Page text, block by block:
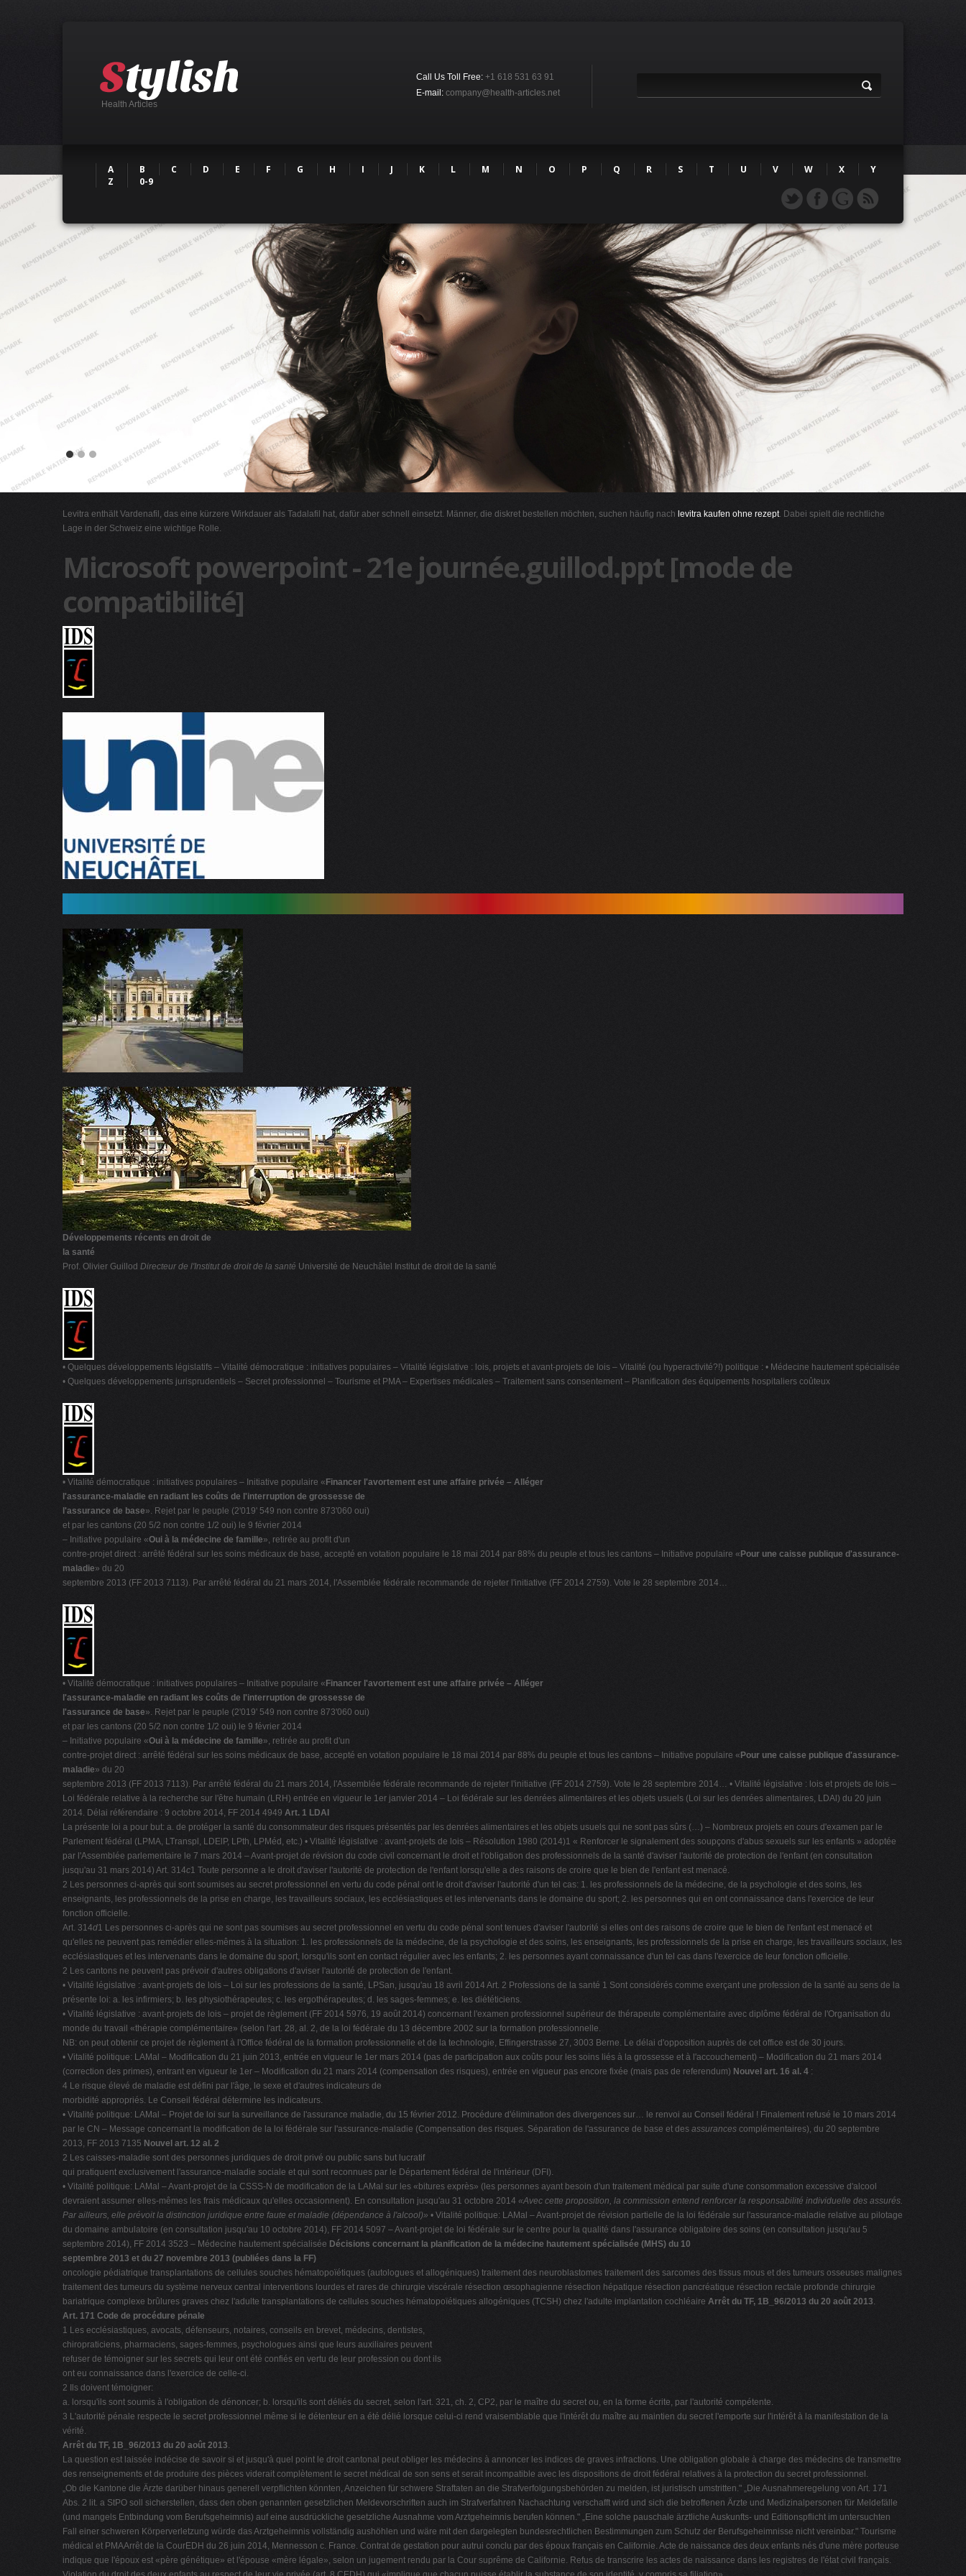
Health Articles
Call Us Toll Free: +1 618 531 63 91
E-mail: company@health-articles.net
A B C D E F G H I J K L M N O P Q R S T U V W X
Y
Z
0-9
Levitra enthält Vardenafil, das eine kürzere Wirkdauer als Tadalafil hat, dafür aber schnell einsetzt. Männer, die diskret bestellen möchten, suchen häufig nach levitra kaufen ohne rezept. Dabei spielt die rechtliche
Lage in der Schweiz eine wichtige Rolle.
Microsoft powerpoint - 21e journée.guillod.ppt [mode de
compatibilité]
Développements récents en droit de
la santé
Prof. Olivier Guillod Directeur de l'Institut de droit de la santé Université de Neuchâtel Institut de droit de la santé
• Quelques développements législatifs – Vitalité démocratique : initiatives populaires – Vitalité législative : lois, projets et avant-projets de lois – Vitalité (ou hyperactivité?!) politique : • Médecine hautement spécialisée
• Quelques développements jurisprudentiels – Secret professionnel – Tourisme et PMA – Expertises médicales – Traitement sans consentement – Planification des équipements hospitaliers coûteux
• Vitalité démocratique : initiatives populaires – Initiative populaire « Financer l'avortement est une affaire privée – Alléger
l'assurance-maladie en radiant les coûts de l'interruption de grossesse de
l'assurance de base». Rejet par le peuple (2'019' 549 non contre 873'060 oui)
et par les cantons (20 5/2 non contre 1/2 oui) le 9 février 2014
– Initiative populaire «Oui à la médecine de famille», retirée au profit d'un
contre-projet direct : arrêté fédéral sur les soins médicaux de base, accepté en votation populaire le 18 mai 2014 par 88% du peuple et tous les cantons – Initiative populaire « Pour une caisse publique d'assurance-
maladie» du 20
septembre 2013 (FF 2013 7113). Par arrêté fédéral du 21 mars 2014, l'Assemblée fédérale recommande de rejeter l'initiative (FF 2014 2759). Vote le 28 septembre 2014…
• Vitalité démocratique : initiatives populaires – Initiative populaire « Financer l'avortement est une affaire privée – Alléger
l'assurance-maladie en radiant les coûts de l'interruption de grossesse de
l'assurance de base». Rejet par le peuple (2'019' 549 non contre 873'060 oui)
et par les cantons (20 5/2 non contre 1/2 oui) le 9 février 2014
– Initiative populaire «Oui à la médecine de famille», retirée au profit d'un
contre-projet direct : arrêté fédéral sur les soins médicaux de base, accepté en votation populaire le 18 mai 2014 par 88% du peuple et tous les cantons – Initiative populaire « Pour une caisse publique d'assurance-
maladie» du 20
septembre 2013 (FF 2013 7113). Par arrêté fédéral du 21 mars 2014, l'Assemblée fédérale recommande de rejeter l'initiative (FF 2014 2759). Vote le 28 septembre 2014… • Vitalité législative : lois et projets de lois –
Loi fédérale relative à la recherche sur l'être humain (LRH) entrée en vigueur le 1er janvier 2014 – Loi fédérale sur les denrées alimentaires et les objets usuels (Loi sur les denrées alimentaires, LDAl) du 20 juin
2014. Délai référendaire : 9 octobre 2014, FF 2014 4949 Art. 1 LDAI
La présente loi a pour but: a. de protéger la santé du consommateur des risques présentés par les denrées alimentaires et les objets usuels qui ne sont pas sûrs (…) – Nombreux projets en cours d'examen par le
Parlement fédéral (LPMA, LTranspl, LDElP, LPth, LPMéd, etc.) • Vitalité législative : avant-projets de lois – Résolution 1980 (2014)1 « Renforcer le signalement des soupçons d'abus sexuels sur les enfants » adoptée
par l'Assemblée parlementaire le 7 mars 2014 – Avant-projet de révision du code civil concernant le droit et l'obligation des professionnels de la santé d'aviser l'autorité de protection de l'enfant (en consultation
jusqu'au 31 mars 2014) Art. 314c1 Toute personne a le droit d'aviser l'autorité de protection de l'enfant lorsqu'elle a des raisons de croire que le bien de l'enfant est menacé.
2 Les personnes ci-après qui sont soumises au secret professionnel en vertu du code pénal ont le droit d'aviser l'autorité d'un tel cas: 1. les professionnels de la médecine, de la psychologie et des soins, les
enseignants, les professionnels de la prise en charge, les travailleurs sociaux, les ecclésiastiques et les intervenants dans le domaine du sport; 2. les personnes qui en ont connaissance dans l'exercice de leur
fonction officielle.
Art. 314d1 Les personnes ci-après qui ne sont pas soumises au secret professionnel en vertu du code pénal sont tenues d'aviser l'autorité si elles ont des raisons de croire que le bien de l'enfant est menacé et
qu'elles ne peuvent pas remédier elles-mêmes à la situation: 1. les professionnels de la médecine, de la psychologie et des soins, les enseignants, les professionnels de la prise en charge, les travailleurs sociaux, les
ecclésiastiques et les intervenants dans le domaine du sport, lorsqu'ils sont en contact régulier avec les enfants; 2. les personnes ayant connaissance d'un tel cas dans l'exercice de leur fonction officielle.
2 Les cantons ne peuvent pas prévoir d'autres obligations d'aviser l'autorité de protection de l'enfant.
• Vitalité législative : avant-projets de lois – Loi sur les professions de la santé, LPSan, jusqu'au 18 avril 2014 Art. 2 Professions de la santé 1 Sont considérés comme exerçant une profession de la santé au sens de la
présente loi: a. les infirmiers; b. les physiothérapeutes; c. les ergothérapeutes; d. les sages-femmes; e. les diététiciens.
• Vitalité législative : avant-projets de lois – projet de règlement (FF 2014 5976, 19 août 2014) concernant l'examen professionnel supérieur de thérapeute complémentaire avec diplôme fédéral de l'Organisation du
monde du travail «thérapie complémentaire» (selon l'art. 28, al. 2, de la loi fédérale du 13 décembre 2002 sur la formation professionnelle.
NB: on peut obtenir ce projet de règlement à l'Office fédéral de la formation professionnelle et de la technologie, Effingerstrasse 27, 3003 Berne. Le délai d'opposition auprès de cet office est de 30 jours.
• Vitalité politique: LAMal – Modification du 21 juin 2013, entrée en vigueur le 1er mars 2014 (pas de participation aux coûts pour les soins liés à la grossesse et à l'accouchement) – Modification du 21 mars 2014
(correction des primes), entrant en vigueur le 1er – Modification du 21 mars 2014 (compensation des risques), entrée en vigueur pas encore fixée (mais pas de referendum) Nouvel art. 16 al. 4 :
4 Le risque élevé de maladie est défini par l'âge, le sexe et d'autres indicateurs de
morbidité appropriés. Le Conseil fédéral détermine les indicateurs.
• Vitalité politique: LAMal – Projet de loi sur la surveillance de l'assurance maladie, du 15 février 2012. Procédure d'élimination des divergences sur… le renvoi au Conseil fédéral ! Finalement refusé le 10 mars 2014
par le CN – Message concernant la modification de la loi fédérale sur l'assurance-maladie (Compensation des risques. Séparation de l'assurance de base et des assurances complémentaires), du 20 septembre
2013, FF 2013 7135 Nouvel art. 12 al. 2
2 Les caisses-maladie sont des personnes juridiques de droit privé ou public sans but lucratif
qui pratiquent exclusivement l'assurance-maladie sociale et qui sont reconnues par le Département fédéral de l'intérieur (DFI).
• Vitalité politique: LAMal – Avant-projet de la CSSS-N de modification de la LAMal sur les «bitures exprès» (les personnes ayant besoin d'un traitement médical par suite d'une consommation excessive d'alcool
devraient assumer elles-mêmes les frais médicaux qu'elles occasionnent). En consultation jusqu'au 31 octobre 2014 «Avec cette proposition, la commission entend renforcer la responsabilité individuelle des assurés.
Par ailleurs, elle prévoit la distinction juridique entre faute et maladie (dépendance à l'alcool)» • Vitalité politique: LAMal – Avant-projet de révision partielle de la loi fédérale sur l'assurance-maladie relative au pilotage
du domaine ambulatoire (en consultation jusqu'au 10 octobre 2014), FF 2014 5097 – Avant-projet de loi fédérale sur le centre pour la qualité dans l'assurance obligatoire des soins (en consultation jusqu'au 5
septembre 2014), FF 2014 3523 – Médecine hautement spécialisée Décisions concernant la planification de la médecine hautement spécialisée (MHS) du 10
septembre 2013 et du 27 novembre 2013 (publiées dans la FF)
oncologie pédiatrique transplantations de cellules souches hématopoïétiques (autologues et allogéniques) traitement des neuroblastomes traitement des sarcomes des tissus mous et des tumeurs osseuses malignes
traitement des tumeurs du système nerveux central interventions lourdes et rares de chirurgie viscérale résection œsophagienne résection hépatique résection pancréatique résection rectale profonde chirurgie
bariatrique complexe brûlures graves chez l'adulte transplantations de cellules souches hématopoïétiques allogéniques (TCSH) chez l'adulte implantation cochléaire Arrêt du TF, 1B_96/2013 du 20 août 2013.
Art. 171 Code de procédure pénale
1 Les ecclésiastiques, avocats, défenseurs, notaires, conseils en brevet, médecins, dentistes,
chiropraticiens, pharmaciens, sages-femmes, psychologues ainsi que leurs auxiliaires peuvent
refuser de témoigner sur les secrets qui leur ont été confiés en vertu de leur profession ou dont ils
ont eu connaissance dans l'exercice de celle-ci.
2 Ils doivent témoigner:
a. lorsqu'ils sont soumis à l'obligation de dénoncer; b. lorsqu'ils sont déliés du secret, selon l'art. 321, ch. 2, CP2, par le maître du secret ou, en la forme écrite, par l'autorité compétente.
3 L'autorité pénale respecte le secret professionnel même si le détenteur en a été délié lorsque celui-ci rend vraisemblable que l'intérêt du maître au maintien du secret l'emporte sur l'intérêt à la manifestation de la
vérité.
Arrêt du TF, 1B_96/2013 du 20 août 2013.
La question est laissée indécise de savoir si et jusqu'à quel point le droit cantonal peut obliger les médecins à annoncer les indices de graves infractions. Une obligation globale à charge des médecins de transmettre
des renseignements et de produire des pièces viderait complètement le secret médical de son sens et serait incompatible avec les dispositions de droit fédéral relatives à la protection du secret professionnel.
„Ob die Kantone die Ärzte darüber hinaus generell verpflichten könnten, Anzeichen für schwere Straftaten an die Strafverfolgungsbehörden zu melden, ist juristisch umstritten." „Die Ausnahmeregelung von Art. 171
Abs. 2 lit. a StPO soll sicherstellen, dass den oben genannten gesetzlichen Meldevorschriften auch im Strafverfahren Nachachtung verschafft wird und sich die betroffenen Ärzte und Medizinalpersonen für Meldefälle
(und mangels Entbindung vom Berufsgeheimnis) auf eine ausdrückliche gesetzliche Ausnahme vom Arztgeheimnis berufen können." „Eine solche pauschale ärztliche Auskunfts- und Editionspflicht im untersuchten
Fall einer schweren Körperverletzung würde das Arztgeheimnis vollständig aushöhlen und wäre mit den dargelegten bundesrechtlichen Bestimmungen zum Schutz der Berufsgeheimnisse nicht vereinbar." Tourisme
médical et PMAArrêt de la CourEDH du 26 juin 2014, Mennesson c. France. Contrat de gestation pour autrui conclu par des époux français en Californie. Acte de naissance des deux enfants nés d'une mère porteuse
indique que l'époux est «père génétique» et l'épouse «mère légale», selon un jugement rendu par la Cour suprême de Californie. Refus de transcrire les actes de naissance dans les registres de l'état civil français.